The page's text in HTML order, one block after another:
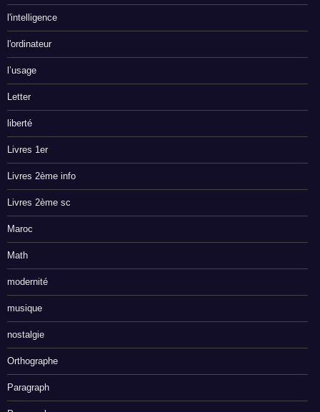
l'intelligence
l'ordinateur
l’usage
Letter
liberté
Livres 1er
Livres 2ème info
Livres 2ème sc
Maroc
Math
modernité
musique
nostalgie
Orthographe
Paragraph